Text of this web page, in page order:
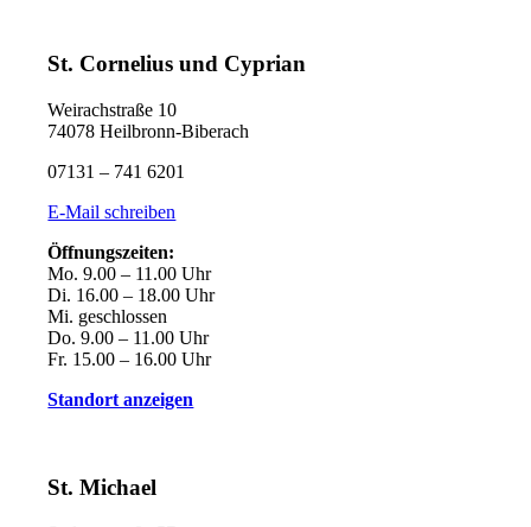
St. Cornelius und Cyprian
Weirachstraße 10
74078 Heilbronn-Biberach
07131 – 741 6201
E-Mail schreiben
Öffnungszeiten:
Mo. 9.00 – 11.00 Uhr
Di. 16.00 – 18.00 Uhr
Mi. geschlossen
Do. 9.00 – 11.00 Uhr
Fr. 15.00 – 16.00 Uhr
Standort anzeigen
St. Michael